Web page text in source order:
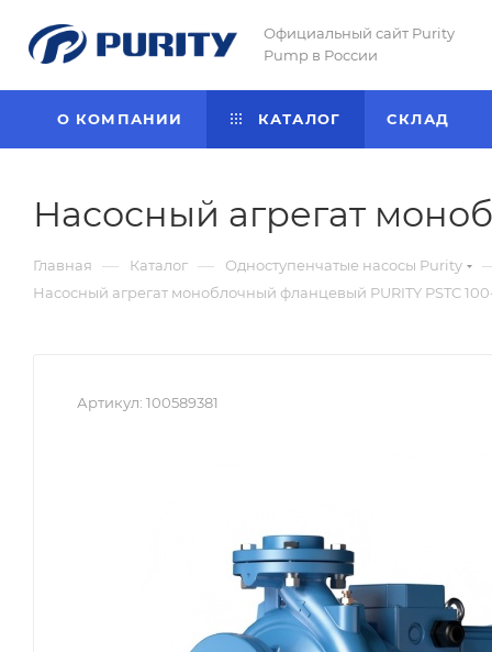
Официальный сайт Purity
Pump в России
О КОМПАНИИ КАТАЛОГ CКЛАД
Насосный агрегат
Главная — Каталог — Одноступенчатые насосы Purity
Насосный агрегат моноблочный фланцевый PURITY PSTC
Артикул: 100589381